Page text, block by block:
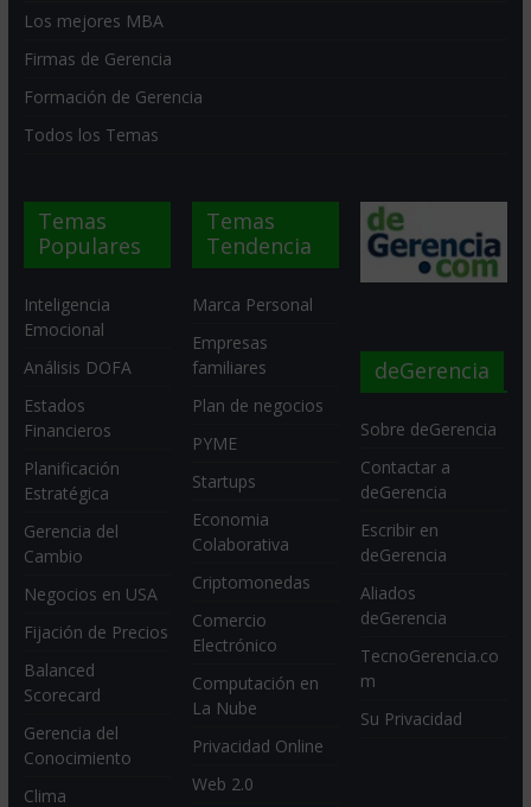
Los mejores MBA
Firmas de Gerencia
Formación de Gerencia
Todos los Temas
Temas
Populares
Inteligencia
Emocional
Análisis DOFA
Estados
Financieros
Planificación
Estratégica
Gerencia del
Cambio
Negocios en USA
Fijación de Precios
Balanced
Scorecard
Gerencia del
Conocimiento
Clima
Temas
Tendencia
Marca Personal
Empresas
familiares
Plan de negocios
PYME
Startups
Economia
Colaborativa
Criptomonedas
Comercio
Electrónico
Computación en
La Nube
Privacidad Online
Web 2.0
deGerencia
Sobre deGerencia
Contactar a
deGerencia
Escribir en
deGerencia
Aliados
deGerencia
TecnoGerencia.co
m
Su Privacidad